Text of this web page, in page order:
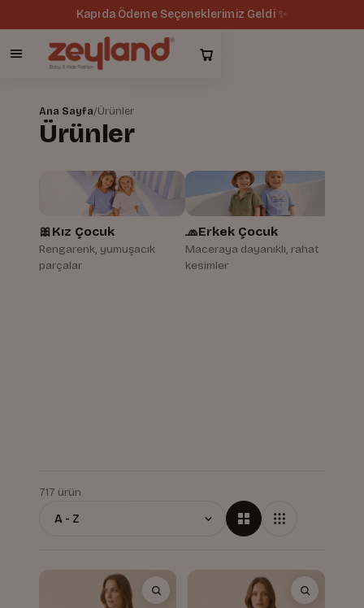
Tüm siparişlerde ücretsiz kargo 🚚
Ana Sayfa/Ürünler
Ürünler
🎀Kız Çocuk
Rengarenk, yumuşacık
parçalar
🧢Erkek Çocuk
Maceraya dayanıklı, rahat
kesimler
717 ürün